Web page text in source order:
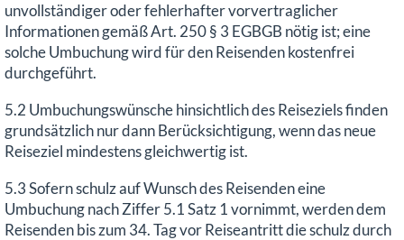
unvollständiger oder fehlerhafter vorvertraglicher
Informationen gemäß Art. 250 § 3 EGBGB nötig ist; eine
solche Umbuchung wird für den Reisenden kostenfrei
durchgeführt.
5.2 Umbuchungswünsche hinsichtlich des Reiseziels finden
grundsätzlich nur dann Berücksichtigung, wenn das neue
Reiseziel mindestens gleichwertig ist.
5.3 Sofern schulz auf Wunsch des Reisenden eine
Umbuchung nach Ziffer 5.1 Satz 1 vornimmt, werden dem
Reisenden bis zum 34. Tag vor Reiseantritt die schulz durch